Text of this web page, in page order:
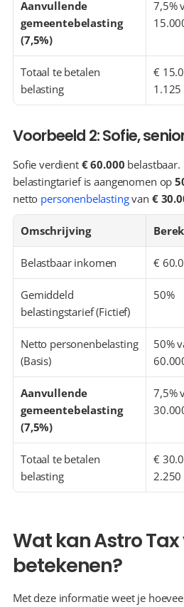
Aanvullende
gemeentebelasting
(7,5%)
7,5%
Totaal te betalen
belasting
€
1.125
Voorbeeld 2: Sofie,
Sofie verdient € 60.000
belastingtarief is aangenomen op
netto personenbelasting van €
Omschrijving
Belastbaar inkomen €
Gemiddeld
belastingstarief (Fictief)
50%
Netto personenbelasting
(Basis)
50%
Aanvullende
gemeentebelasting
(7,5%)
7,5%
Totaal te betalen
belasting
€
2.250
Wat kan Astro Tax
betekenen?